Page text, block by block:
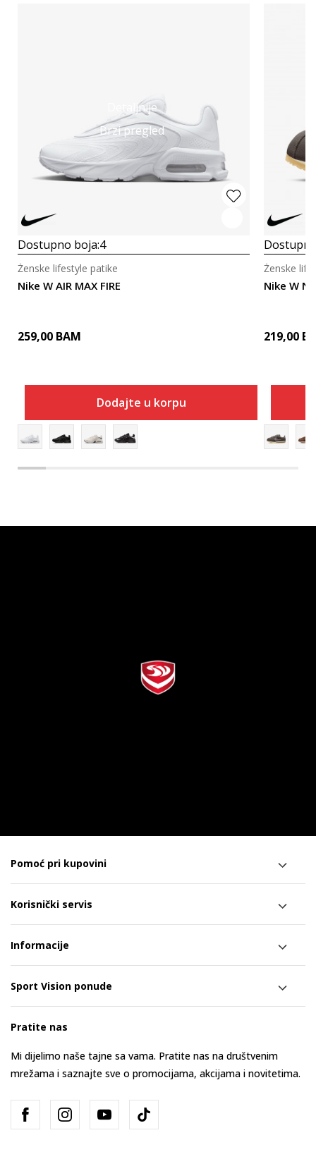
Detaljnije
Brzi pregled
Dostupno boja:4
Nike W AIR MAX FIRE
Ženske lifestyle patike
259,00 BAM
Dodajte u korpu
Nike W
Ženske
219,00
Pomoć pri kupovini
Korisnički servis
Informacije
Sport Vision ponude
Pratite nas
Mi dijelimo naše tajne sa vama. Pratite nas na društvenim
mrežama i saznajte sve o promocijama, akcijama i novitetima.